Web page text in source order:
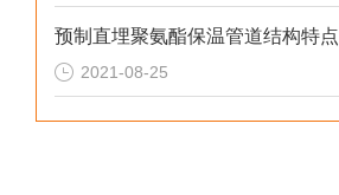
预制直埋聚氨酯保温管道结构特点
2021-08-25